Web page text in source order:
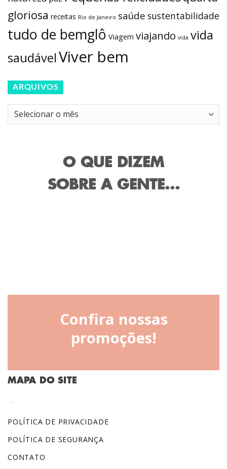
gloriosa receitas Rio de Janeiro saúde sustentabilidade
tudo de bemglô Viagem viajando vida vida
saudávelViver bem
ARQUIVOS
Arquivos
O QUE DIZEM
SOBRE A GENTE...
Confira nossas
promoções!
MAPA DO SITE
POLÍTICA DE PRIVACIDADE
POLÍTICA DE SEGURANÇA
CONTATO